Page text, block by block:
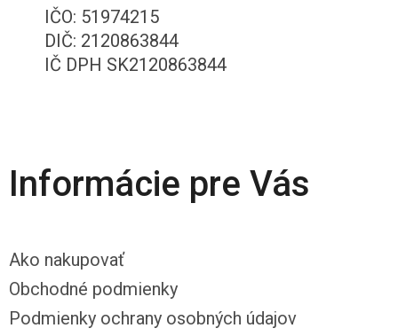
IČO: 51974215
DIČ: 2120863844
IČ DPH SK2120863844
Informácie pre Vás
Ako nakupovať
Obchodné podmienky
Podmienky ochrany osobných údajov